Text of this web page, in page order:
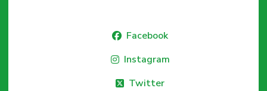
Facebook
Instagram
Twitter